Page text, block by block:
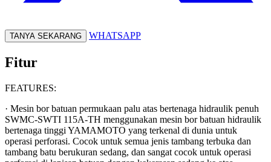
TANYA SEKARANG WHATSAPP
Fitur
FEATURES:
· Mesin bor batuan permukaan palu atas bertenaga hidraulik penuh
SWMC-SWTI 115A-TH menggunakan mesin bor batuan hidraulik
bertenaga tinggi YAMAMOTO yang terkenal di dunia untuk
operasi perforasi. Cocok untuk semua jenis tambang terbuka dan
tambang batu berukuran sedang, dan sangat cocok untuk operasi